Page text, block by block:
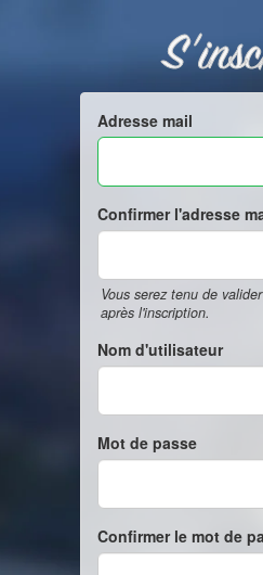
Adresse mail
Confirmer l'adresse
Vous serez tenu de
après l'inscription.
Nom d'utilisateur
Mot de passe
Confirmer le mot de